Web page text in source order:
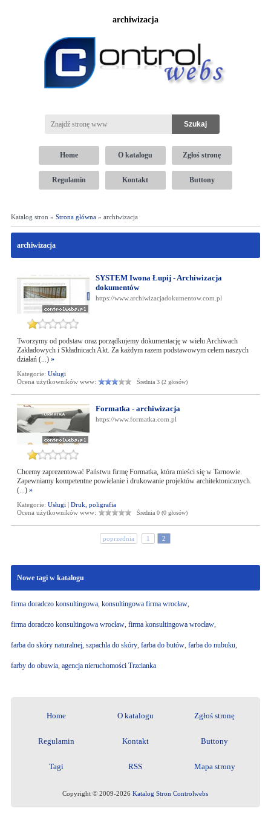
archiwizacja
Home O katalogu Zgłoś stronę
Regulamin Kontakt Buttony
Katalog stron » Strona główna» archiwizacja
archiwizacja
SYSTEM Iwona Łupij - Archiwizacja
dokumentów
https://www.archiwizacjadokumentow.com.pl
Tworzymy od podstaw oraz porządkujemy dokumentację w wielu Archiwach
Zakładowych i Składnicach Akt. Za każdym razem podstawowym celem naszych
działań (...) »
Kategorie: Usługi
Ocena użytkowników www:
Średnia 3 (2 głosów)
Formatka - archiwizacja
https://www.formatka.com.pl
Chcemy zaprezentować Państwu firmę Formatka, która mieści się w Tarnowie.
Zapewniamy kompetentne powielanie i drukowanie projektów architektonicznych.
(...) »
Kategorie: Usługi | Druk, poligrafia
Ocena użytkowników www:
Średnia 0 (0 głosów)
poprzednia 1 2
Nowe tagi w katalogu
firma doradczo konsultingowa, konsultingowa firma wrocław,
firma doradczo konsultingowa wrocław, firma konsultingowa wrocław,
farba do skóry naturalnej, szpachla do skóry, farba do butów, farba do nubuku,
farby do obuwia, agencja nieruchomości Trzcianka
Home O katalogu Zgłoś stronę
Regulamin Kontakt Buttony
Tagi RSS Mapa strony
Copyright © 2009-2026Katalog Stron Controlwebs